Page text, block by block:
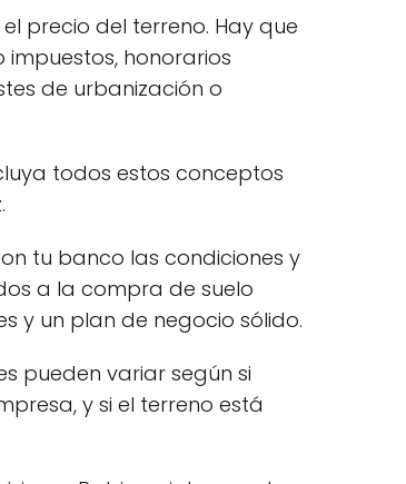
precio del terreno. Hay que
honorarios
de urbanización o
todos estos conceptos
tu banco las condiciones y
a la compra de suelo
y un plan de negocio sólido.
pueden variar según si
y si el terreno está